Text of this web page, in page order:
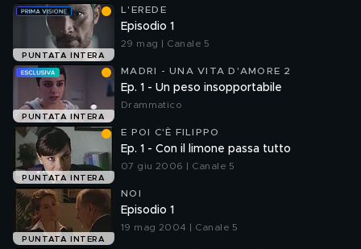
PUNTATA INTERA
L'EREDE
Episodio 1
29 mag | Canale 5
PUNTATA INTERA
MADRI - UNA VITA D'AMORE 2
Ep. 1 - Un peso insopportabile
Drammatico
PUNTATA INTERA
E POI C'È FILIPPO
Ep. 1 - Con il limone passa tutto
07 giu 2006 | Canale 5
PUNTATA INTERA
NOI
Episodio 1
19 mag 2004 | Canale 5